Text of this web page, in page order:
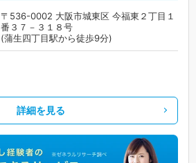
〒536-0002 大阪市城東区 今福東２丁目１
番３７－３１８号
(蒲生四丁目駅から徒歩9分)
詳細を見る